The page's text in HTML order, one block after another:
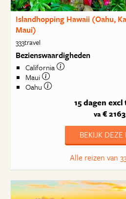
Islandhopping Hawaii (Oahu,
Maui)
333travel
Bezienswaardigheden
California
Maui
Oahu
15 dagen excl
va€ 2163
BEKIJK DEZE
Alle reizen van